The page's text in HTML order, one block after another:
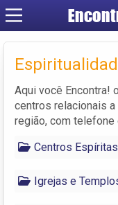
Aqui você Encontra!
centros relacionais a
região, com
Centros
Igrejas e